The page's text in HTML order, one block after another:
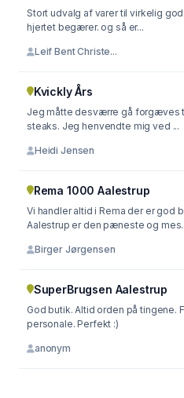
Stort udvalg af varer til virkelig
hjertet begærer. og så er...
Leif Bent Christe...
Kvickly Års
Jeg måtte desværre gå forgæves
steaks. Jeg henvendte mig ved ...
Heidi Jensen
Rema 1000 Aalestrup
Vi handler altid i Rema der er god
Aalestrup er den pæneste og
Birger Jørgensen
SuperBrugsen Aalestrup
God butik. Altid orden på tingene.
personale. Perfekt :)
anonym